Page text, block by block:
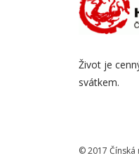
Život je
svátkem.
© 2017 Čínská